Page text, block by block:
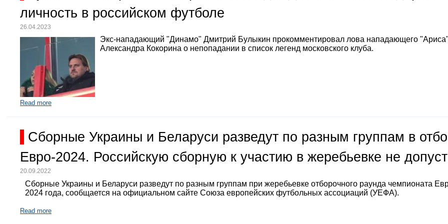
личность в российском футболе
26.04.2023
Экс-нападающий "Динамо" Дмитрий Булыкин прокомментировал лова нападающего "Ариса"
Александра Кокорина о непопадании в список легенд московского клуба.
Read more
Сборные Украины и Беларуси разведут по разным группам в
Евро-2024. Российскую сборную к участию в жеребьевке не
20.09.2022
Сборные Украины и Беларуси разведут по разным группам при жеребьевке отборочного раунда чемпионата
2024 года, сообщается на официальном сайте Союза европейских футбольных ассоциаций (УЕФА).
Read more